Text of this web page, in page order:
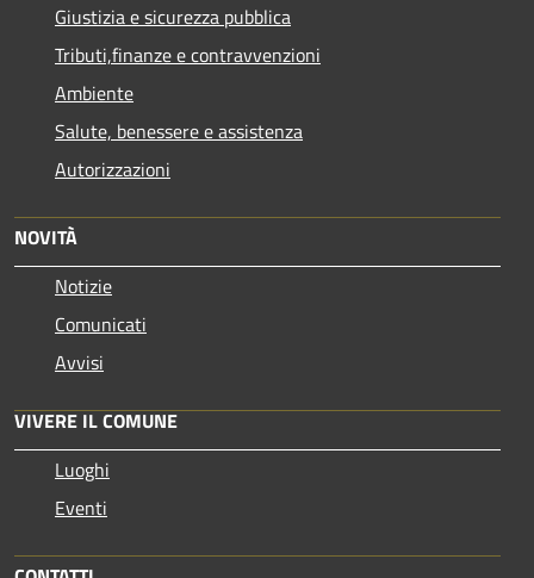
Giustizia e sicurezza pubblica
Tributi,finanze e contravvenzioni
Ambiente
Salute, benessere e assistenza
Autorizzazioni
NOVITÀ
Notizie
Comunicati
Avvisi
VIVERE IL COMUNE
Luoghi
Eventi